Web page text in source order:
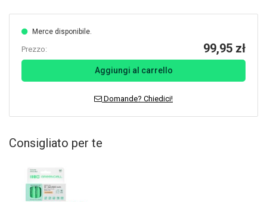
Merce disponibile.
Prezzo: 99,95 zł
Aggiungi al carrello
Domande? Chiedici!
Consigliato per te